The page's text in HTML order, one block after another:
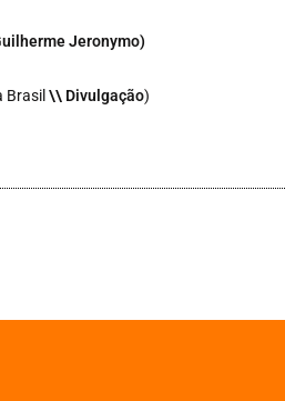
Jeronymo)
Brasil \\ Divulgação)